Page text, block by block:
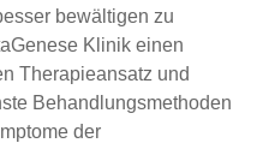
bewältigen zu
Klinik einen
Therapieansatz und
Behandlungsmethoden
der